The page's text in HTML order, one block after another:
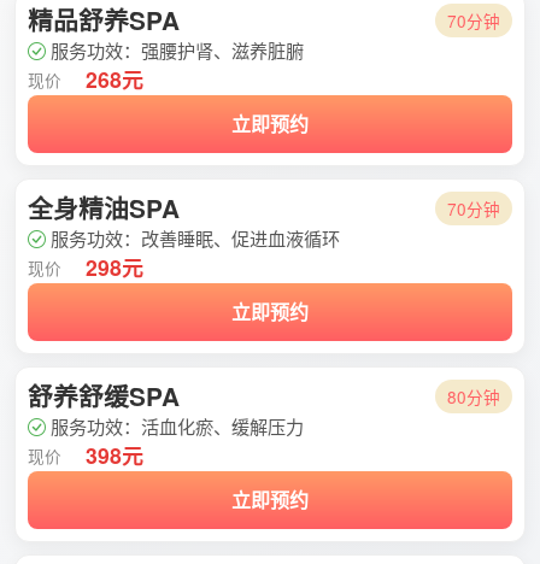
精品舒养SPA 70分钟
服务功效：强腰护肾、滋养脏腑
现价 268元
立即预约
全身精油SPA 70分钟
服务功效：改善睡眠、促进血液循环
现价 298元
立即预约
舒养舒缓SPA 80分钟
服务功效：活血化瘀、缓解压力
现价 398元
立即预约